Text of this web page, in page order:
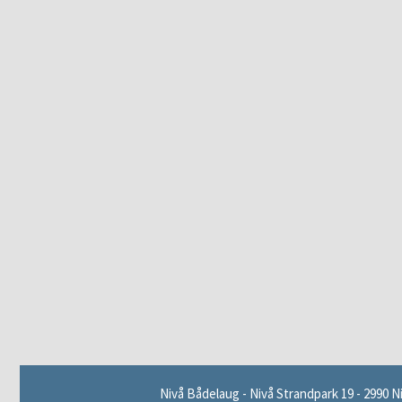
Nivå Bådelaug - Nivå Strandpark 19 - 2990